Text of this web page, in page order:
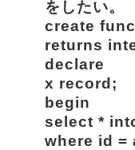
をしたい。
create
returns
declare
x record;
begin
select *
where id =